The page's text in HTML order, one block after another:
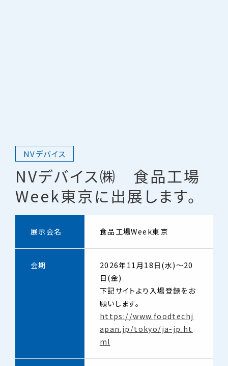
NVデバイス
NVデバイス㈱ 食品工場
Week東京に出展します。
展示会名 食品工場Week東京
会期
2026年11月18日(水)～20
日(金)
下記サイトより入場登録をお
願いします。
https://www.foodtechj
apan.jp/tokyo/ja-jp.ht
ml